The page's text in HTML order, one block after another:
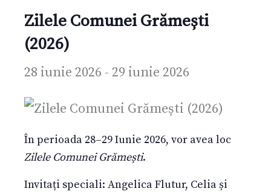
Zilele Comunei Grămești
(2026)
28 iunie 2026 - 29 iunie 2026
În perioada 28–29 Iunie 2026, vor avea loc
Zilele Comunei Grămești.
Invitați speciali: Angelica Flutur, Celia și